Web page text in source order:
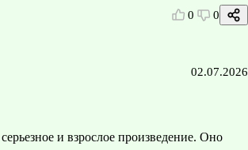
0 0
02.07.2026
и взрослое произведение. Оно